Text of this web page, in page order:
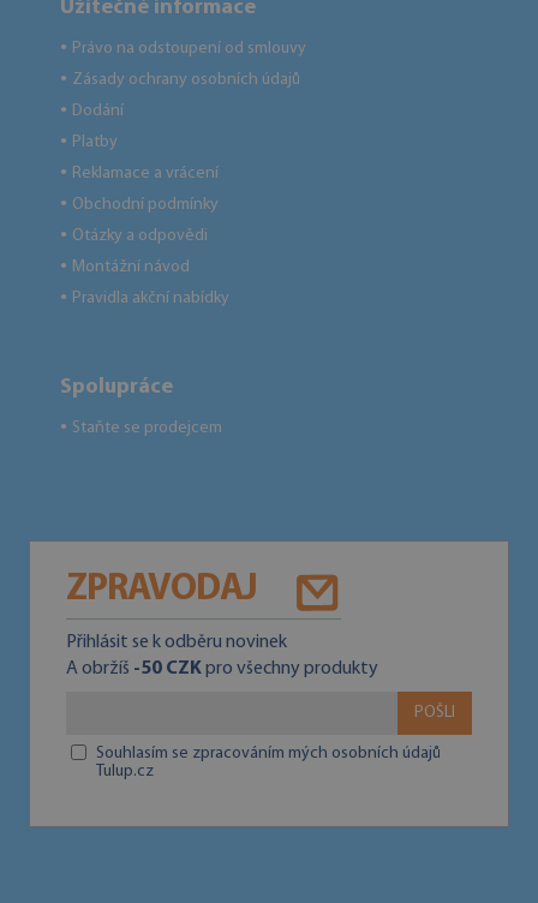
Užitečné informace
● Právo na odstoupení od smlouvy
● Zásady ochrany osobních údajů
● Dodání
● Platby
● Reklamace a vrácení
● Obchodní podmínky
● Otázky a odpovědi
● Montážní návod
● Pravidla akční nabídky
Spolupráce
● Staňte se prodejcem
ZPRAVODAJ
Přihlásit se k odběru novinek
A obržíš -50 CZKpro všechny produkty
POŠLI
Souhlasím se zpracováním mých osobních údajů
Tulup.cz